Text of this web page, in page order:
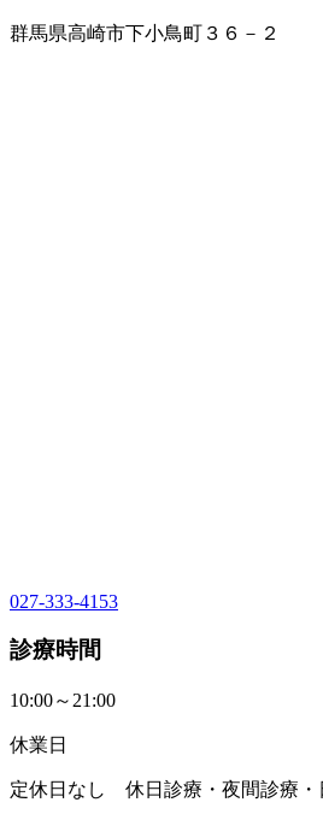
群馬県高崎市下小鳥町３６－２
027-333-4153
診療時間
10:00～21:00
休業日
定休日なし 休日診療・夜間診療・